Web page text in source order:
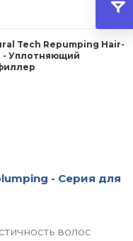
Tech Repumping Hair-
- Уплотняющий
- Серия для
волос